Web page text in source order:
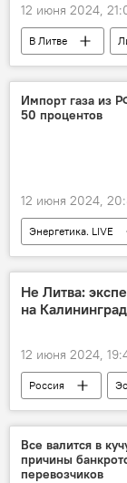
12 июня 2024,
В Литве
контрабанда
Россия
Импорт газа из
50 процентов
12 июня 2024,
Энергетика. LIVE
Россия
Не Литва:
на
12 июня 2024,
Россия
Калининград
флот
Все валится в
причины
перевозчиков